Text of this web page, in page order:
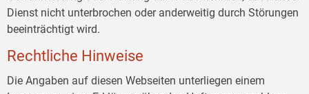
Dienst nicht unterbrochen oder anderweitig durch Störungen
beeinträchtigt wird.
Rechtliche Hinweise
Die Angaben auf diesen Webseiten unterliegen einem